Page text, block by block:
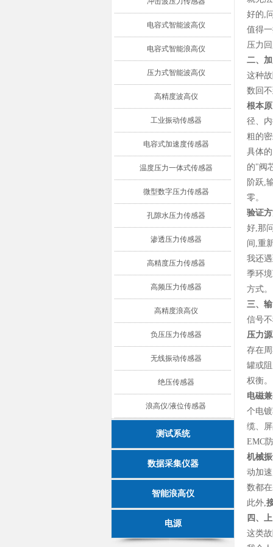
电容式智能波高仪
电容式智能浪高仪
压力式智能波高仪
高精度波高仪
工业振动传感器
电容式加速度传感器
温度压力一体式传感器
微型数字压力传感器
孔隙水压力传感器
渗透压力传感器
高精度压力传感器
高频压力传感器
高精度浪高仪
负压压力传感器
无线振动传感器
绝压传感器
浪高仪/液位传感器
测试系统
数据采集仪器
智能浪高仪
电源
好的,
值得
压力
二、
这种
数回
根本
径、
粗的
具体
的"阀
阶跃,
零。
验证
好,那
间 ,重
我还
季环
方式。
三、
信号
压力
存在
罐或
权衡。
电磁
个电
缆、
EMC
机械
动加
数都在
此外,
四、
这类